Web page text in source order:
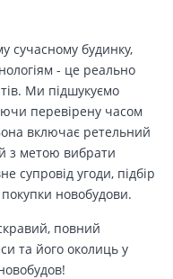
сучасному будинку,
- це реально
Ми підшукуємо
перевірену часом
включає ретельний
з метою вибрати
супровід угоди, підбір
новобудови.
повний
та його околиць у